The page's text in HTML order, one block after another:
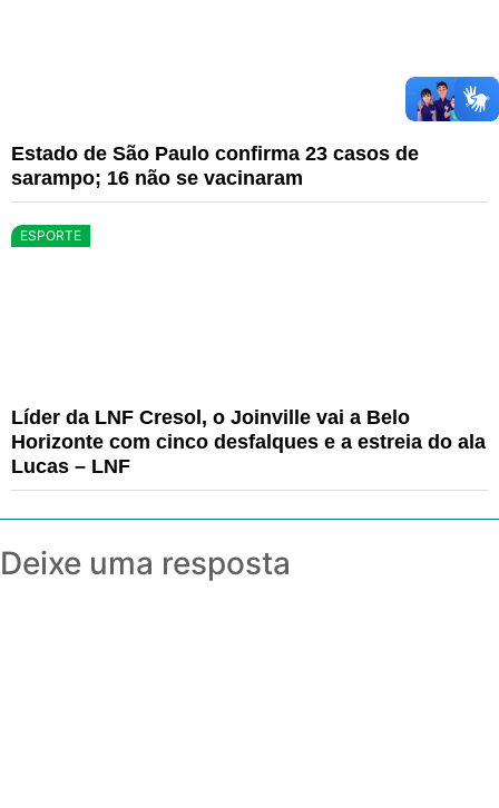
Estado de São Paulo confirma 23 casos de
sarampo; 16 não se vacinaram
ESPORTE
Líder da LNF Cresol, o Joinville vai a Belo
Horizonte com cinco desfalques e a estreia do ala
Lucas – LNF
Deixe uma resposta